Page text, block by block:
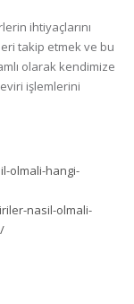
ihtiyaçlarını
takip etmek ve bu
olarak kendimize
işlemlerini
olmali-hangi-
nasil-olmali-